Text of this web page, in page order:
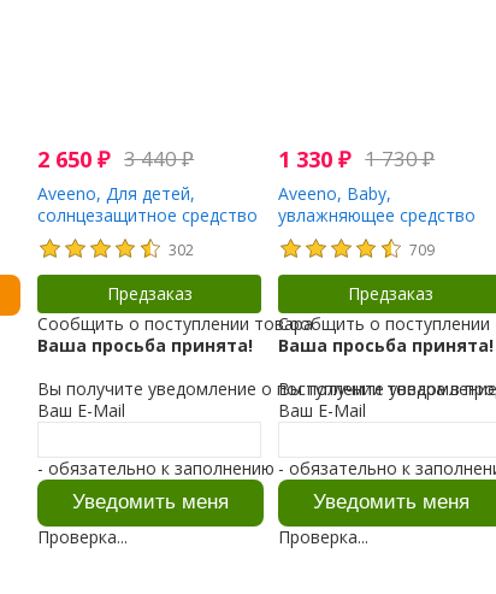
2 650 ₽ 3 440₽
Aveeno, Для детей,
солнцезащитное средство
с оксидом цинка, SPF 50,
88 мл (3 жидк. Унции)
302
Предзаказ
Сообщить о поступлении товара
Ваша просьба принята!
Вы получите уведомление о поступлении товара в
Ваш E-Mail
- обязательно к заполнению
Проверка...
1 330 ₽ 1 730₽
Aveeno, Baby,
увлажняющее средство
для умывания Cleansing
Therapy, без запаха, 236
мл (8 жидких унций)
709
Предзаказ
Сообщить о поступлении
Ваша просьба принята!
Вы получите
Ваш E-Mail
- обязательно к
Проверка...